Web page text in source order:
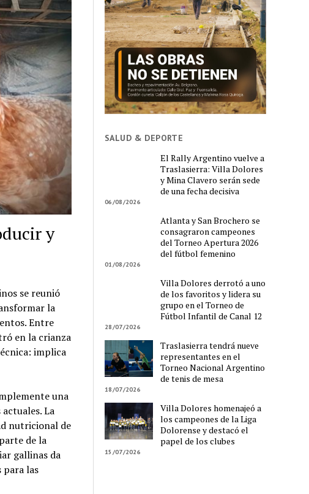
y
se reunió
la
Entre
en la crianza
implica
una
La
nutricional de
de la
gallinas da
para las
SALUD & DEPORTE
El Rally Argentino vuelve a
Traslasierra: Villa Dolores
y Mina Clavero serán sede
de una fecha decisiva
06/08/2026
Atlanta y San Brochero se
consagraron campeones
del Torneo Apertura 2026
del fútbol femenino
01/08/2026
Villa Dolores derrotó a uno
de los favoritos y lidera su
grupo en el Torneo de
Fútbol Infantil de Canal 12
28/07/2026
Traslasierra tendrá nueve
representantes en el
Torneo Nacional Argentino
de tenis de mesa
18/07/2026
Villa Dolores homenajeó a
los campeones de la Liga
Dolorense y destacó el
papel de los clubes
15/07/2026